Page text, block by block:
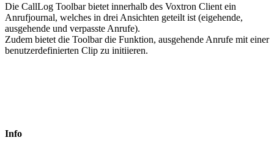
Die CallLog Toolbar bietet innerhalb des Voxtron Client ein
Anrufjournal, welches in drei Ansichten geteilt ist (eigehende,
ausgehende und verpasste Anrufe).
Zudem bietet die Toolbar die Funktion, ausgehende Anrufe mit einer
benutzerdefinierten Clip zu initiieren.
Info